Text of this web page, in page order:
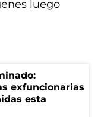
luego
exfuncionarias
esta